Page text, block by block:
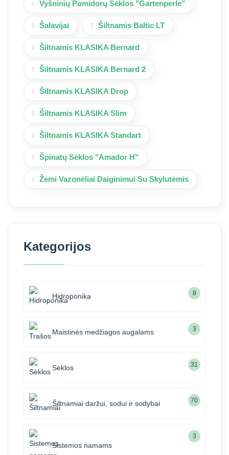
Vyšninių Pomidorų Sėklos "Gartenperle"
Šalavijai Šiltnamis Baltic LT
Šiltnamis KLASIKA Bernard
Šiltnamis KLASIKA Bernard 2
Šiltnamis KLASIKA Drop
Šiltnamis KLASIKA Slim
Šiltnamis KLASIKA Standart
Špinatų Sėklos "Amador H"
Žemi Vazonėliai Daiginimui Su Skylutėmis
Kategorijos
Hidroponika 8
Maistinės medžiagos augalams 3
Sėklos 31
Šiltnamiai daržui, sodui ir sodybai 70
Sistemos namams
3